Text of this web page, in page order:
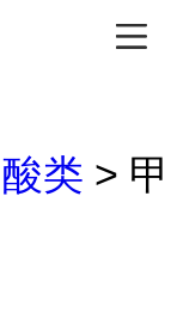
酸类 > 甲